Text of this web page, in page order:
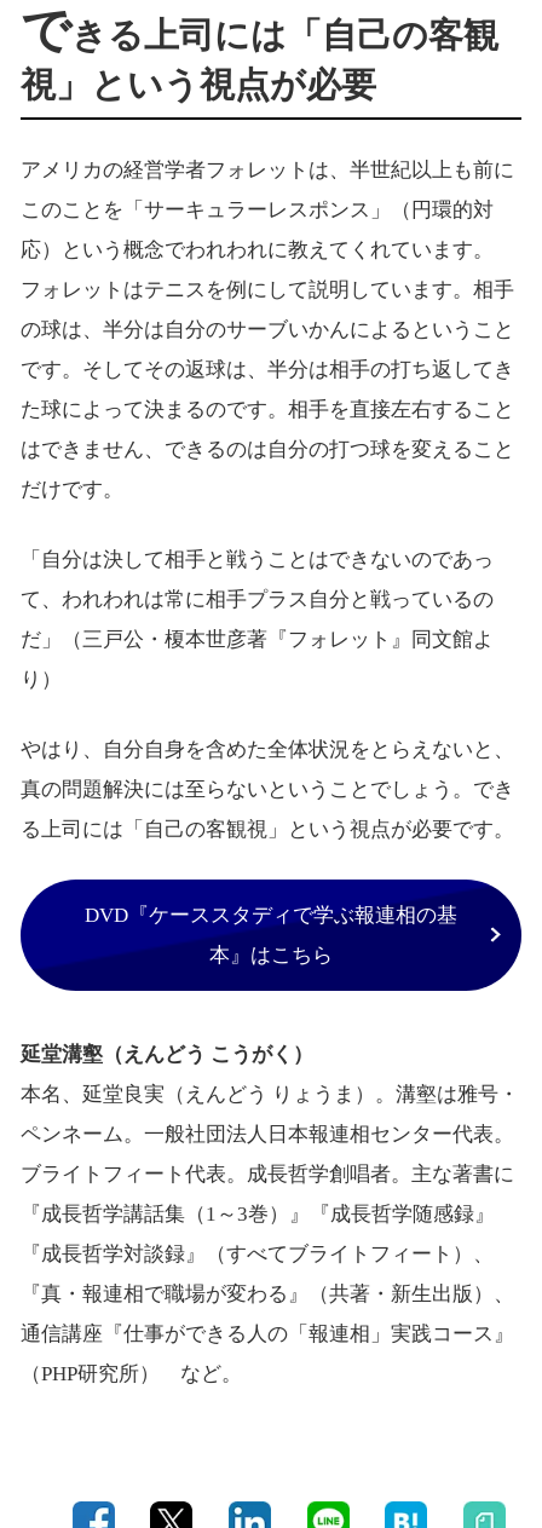
できる上司には「自己の客観
視」という視点が必要
アメリカの経営学者フォレットは、半世紀以上も前に
このことを「サーキュラーレスポンス」（円環的対
応）という概念でわれわれに教えてくれています。
フォレットはテニスを例にして説明しています。相手
の球は、半分は自分のサーブいかんによるということ
です。そしてその返球は、半分は相手の打ち返してき
た球によって決まるのです。相手を直接左右すること
はできません、できるのは自分の打つ球を変えること
だけです。
「自分は決して相手と戦うことはできないのであっ
て、われわれは常に相手プラス自分と戦っているの
だ」（三戸公・榎本世彦著『フォレット』同文館よ
り）
やはり、自分自身を含めた全体状況をとらえないと、
真の問題解決には至らないということでしょう。でき
る上司には「自己の客観視」という視点が必要です。
DVD『ケーススタディで学ぶ報連相の基
本』はこちら
延堂溝壑（えんどう こうがく）
本名、延堂良実（えんどう りょうま）。溝壑は雅号・
ペンネーム。一般社団法人日本報連相センター代表。
ブライトフィート代表。成長哲学創唱者。主な著書に
『成長哲学講話集（1～3巻）』『成長哲学随感録』
『成長哲学対談録』（すべてブライトフィート）、
『真・報連相で職場が変わる』（共著・新生出版）、
通信講座『仕事ができる人の「報連相」実践コース』
（PHP研究所） など。